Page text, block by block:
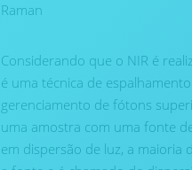
Raman
Considerando que o NIR é
é uma técnica de
gerenciamento de fótons
uma amostra com uma fonte
em dispersão de luz, a